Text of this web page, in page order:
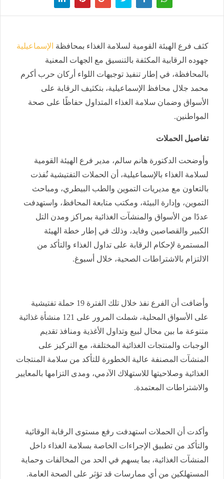
كثف فرع الهيئة القومية لسلامة الغذاء بمحافظة الإسماعيلية
جهوده الرقابية المكثفة بالتنسيق مع الجهات المعنية
بالمحافظة، في إطار تنفيذ توجيهات اللواء أركان حرب أكرم
محمد جلال محافظ الإسماعيلية، بتكثيف الرقابة على
الأسواق وضمان سلامة الغذاء المتداول حفاظًا على صحة
المواطنين.
تفاصيل الحملات
وأوضحت الدكتورة هانم سالم، مدير فرع الهيئة القومية
لسلامة الغذاء بالإسماعيلية، أن الحملات التفتيشية نُفذت
بالتعاون مع مديريات التموين والطب البيطري، ومباحث
التموين، وإدارة البيئة، ومكتب متابعة المحافظ، واستهدفت
عددًا من الأسواق والمنشآت الغذائية بمراكز ومدن التل
الكبير والقصاصين وفايد، وذلك في إطار خطة الهيئة
المستمرة لإحكام الرقابة على تداول الغذاء والتأكد من
الالتزام بالاشتراطات الصحية، خلال أسبوغ.
وأضافت أن الفرع نفذ خلال تلك الفترة 19 حملة تفتيشية
على الأسواق المحلية، شملت المرور على 121 منشأة غذائية
متنوعة ما بين محال لبيع وتداول الأغذية ومنافذ تقديم
الوجبات والمنتجات الغذائية المختلفة، مع التركيز على
المنشآت المصنفة عالية الخطورة للتأكد من سلامة المنتجات
الغذائية وصلاحيتها للاستهلاك الآدمي، ومدى التزامها بالمعايير
والاشتراطات المعتمدة.
وأكدت أن الحملات استهدفت رفع مستوى الرقابة الوقائية
والتأكد من تطبيق الإجراءات الخاصة بسلامة الغذاء داخل
المنشآت الغذائية، بما يسهم في الحد من المخالفات وحماية
المستهلكين من أي ممارسات قد تؤثر على الصحة العامة.